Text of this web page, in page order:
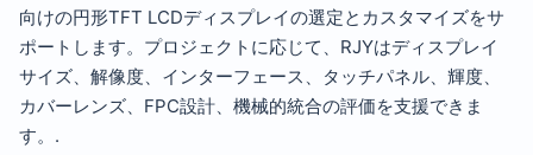
向けの円形TFT LCDディスプレイの選定とカスタマイズをサ
ポートします。プロジェクトに応じて、RJYはディスプレイ
サイズ、解像度、インターフェース、タッチパネル、輝度、
カバーレンズ、FPC設計、機械的統合の評価を支援できま
す。.